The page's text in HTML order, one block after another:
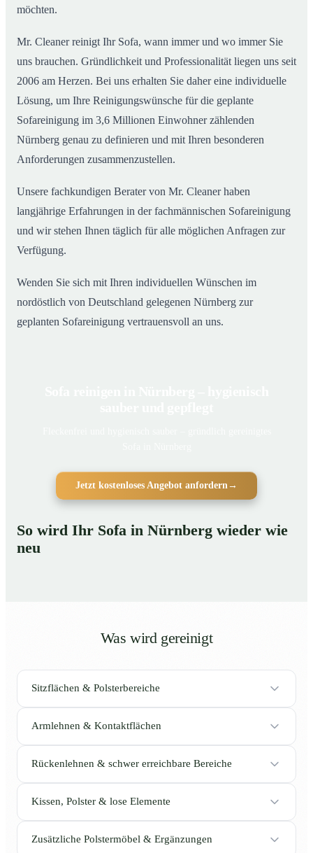
möchten.
Mr. Cleaner reinigt Ihr Sofa, wann immer und wo immer Sie
uns brauchen. Gründlichkeit und Professionalität liegen uns seit
2006 am Herzen. Bei uns erhalten Sie daher eine individuelle
Lösung, um Ihre Reinigungswünsche für die geplante
Sofareinigung im 3,6 Millionen Einwohner zählenden
Nürnberg genau zu definieren und mit Ihren besonderen
Anforderungen zusammenzustellen.
Unsere fachkundigen Berater von Mr. Cleaner haben
langjährige Erfahrungen in der fachmännischen Sofareinigung
und wir stehen Ihnen täglich für alle möglichen Anfragen zur
Verfügung.
Wenden Sie sich mit Ihren individuellen Wünschen im
nordöstlich von Deutschland gelegenen Nürnberg zur
geplanten Sofareinigung vertrauensvoll an uns.
Jetzt kostenloses Angebot anfordern →
So wird Ihr Sofa in Nürnberg wieder wie
neu
Was wird gereinigt
Sitzflächen & Polsterbereiche
Armlehnen & Kontaktflächen
Rückenlehnen & schwer erreichbare Bereiche
Kissen, Polster & lose Elemente
Zusätzliche Polstermöbel & Ergänzungen